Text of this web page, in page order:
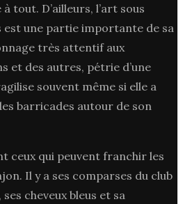
tout. D’ailleurs, l’art sous
est une partie importante de sa
très attentif aux
et des autres, pétrie d’une
souvent même si elle a
barricades autour de son
ceux qui peuvent franchir les
Il y a ses comparses du club
cheveux bleus et sa